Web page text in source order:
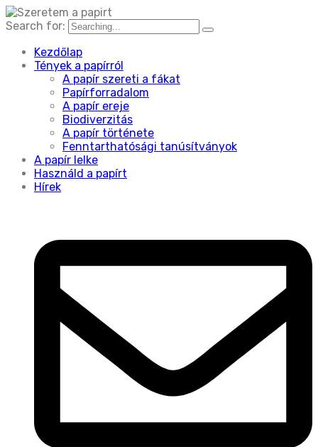
Search for:
Kezdőlap
Tények a papírról
A papír szereti a fákat
Papírforradalom
A papír ereje
Biodiverzitás
A papír története
Fenntarthatósági tanúsítványok
A papír lelke
Használd a papírt
Hírek